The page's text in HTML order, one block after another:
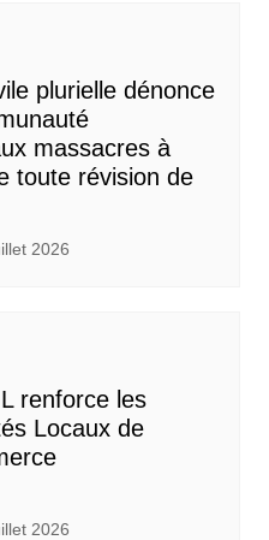
plurielle dénonce
massacres à
toute révision de
2026
renforce les
Locaux de
2026